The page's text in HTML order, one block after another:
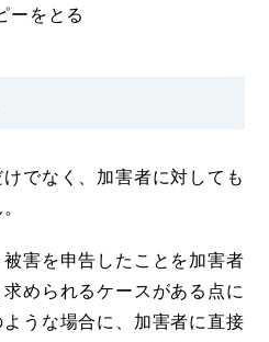
ーをとる
でなく、加害者に対しても
害を申告したことを加害者
められるケースがある点に
うな場合に、加害者に直接